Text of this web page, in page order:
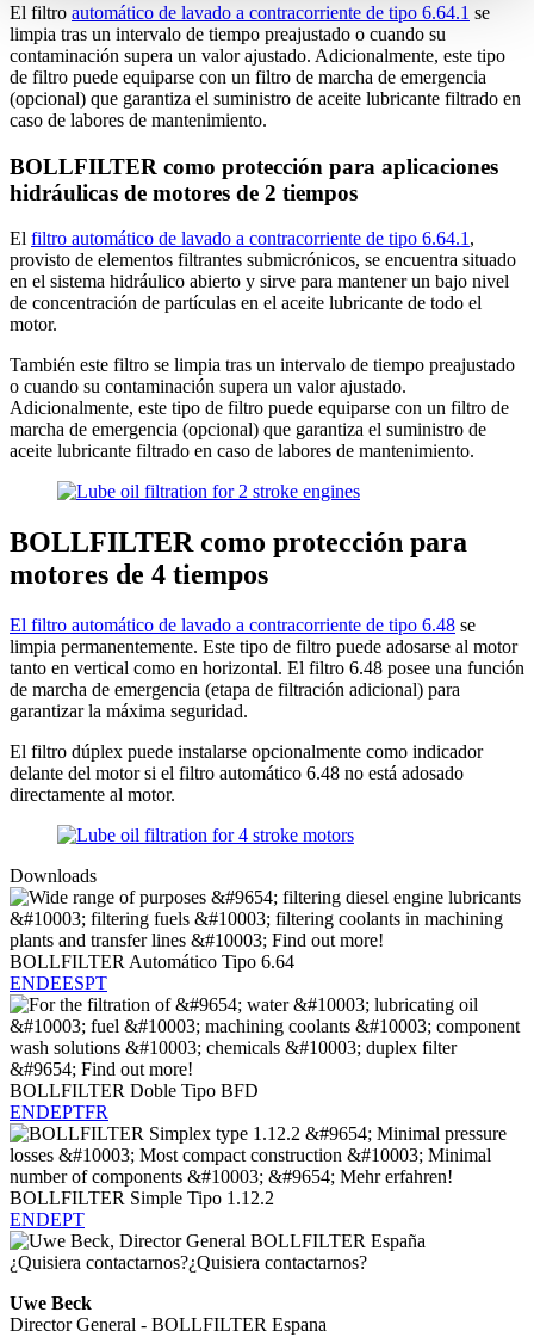
El filtro automático de lavado a contracorriente de tipo 6.64.1 se
limpia tras un intervalo de tiempo preajustado o cuando su
contaminación supera un valor ajustado. Adicionalmente, este tipo
de filtro puede equiparse con un filtro de marcha de emergencia
(opcional) que garantiza el suministro de aceite lubricante filtrado en
caso de labores de mantenimiento.
BOLLFILTER como protección para aplicaciones
hidráulicas de motores de 2 tiempos
El filtro automático de lavado a contracorriente de tipo 6.64.1 ,
provisto de elementos filtrantes submicrónicos, se encuentra situado
en el sistema hidráulico abierto y sirve para mantener un bajo nivel
de concentración de partículas en el aceite lubricante de todo el
motor.
También este filtro se limpia tras un intervalo de tiempo preajustado
o cuando su contaminación supera un valor ajustado.
Adicionalmente, este tipo de filtro puede equiparse con un filtro de
marcha de emergencia (opcional) que garantiza el suministro de
aceite lubricante filtrado en caso de labores de mantenimiento.
BOLLFILTER como protección para
motores de 4 tiempos
El filtro automático de lavado a contracorriente de tipo 6.48 se
limpia permanentemente. Este tipo de filtro puede adosarse al motor
tanto en vertical como en horizontal. El filtro 6.48 posee una función
de marcha de emergencia (etapa de filtración adicional) para
garantizar la máxima seguridad.
El filtro dúplex puede instalarse opcionalmente como indicador
delante del motor si el filtro automático 6.48 no está adosado
directamente al motor.
Downloads
BOLLFILTER Automático Tipo 6.64
ENDEESPT
BOLLFILTER Doble Tipo BFD
ENDEPTFR
BOLLFILTER Simple Tipo 1.12.2
ENDEPT
¿Quisiera contactarnos?¿Quisiera contactarnos?
Uwe Beck
Director General - BOLLFILTER Espana